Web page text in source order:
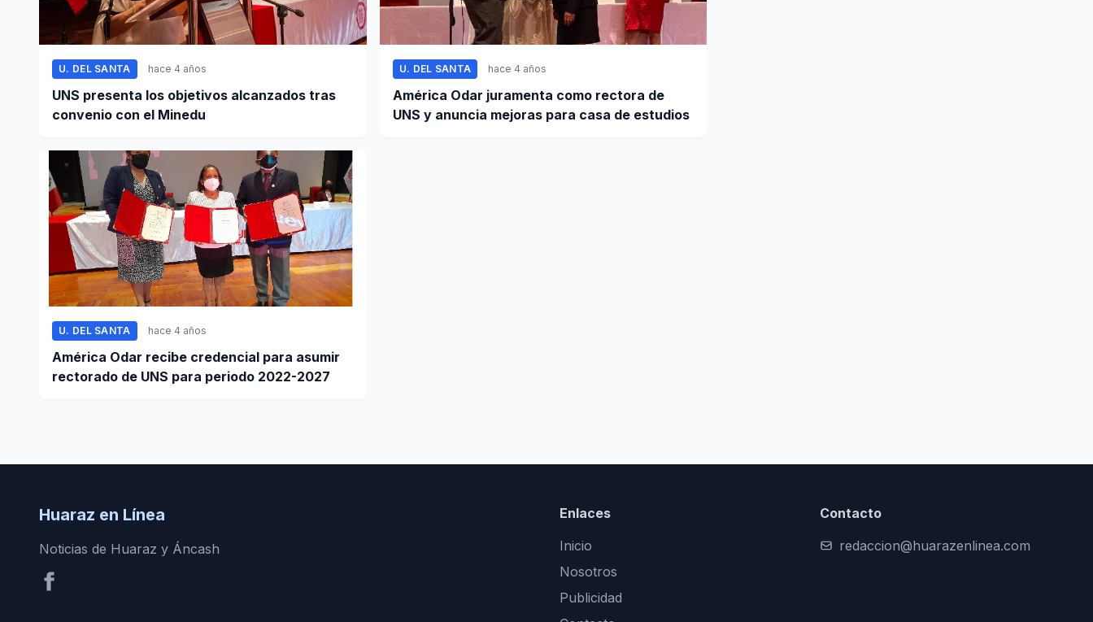
U. DEL SANTA hace 4 años
UNS presenta los objetivos alcanzados tras
convenio con el Minedu
U. DEL SANTA hace 4 años
América Odar juramenta como rectora de
UNS y anuncia mejoras para casa de estudios
U. DEL SANTA hace 4 años
América Odar recibe credencial para asumir
rectorado de UNS para periodo 2022-2027
Huaraz en Línea
Noticias de Huaraz y Áncash
Enlaces
Inicio
Nosotros
Publicidad
Contacto
redaccion@huarazenlinea.com